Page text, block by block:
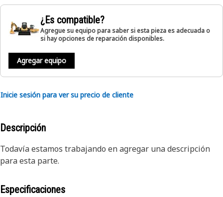
¿Es compatible?
Agregue su equipo para saber si esta pieza es adecuada o
si hay opciones de reparación disponibles.
Agregar equipo
Inicie sesión para ver su precio de cliente
Descripción
Todavía estamos trabajando en agregar una descripción
para esta parte.
Especificaciones